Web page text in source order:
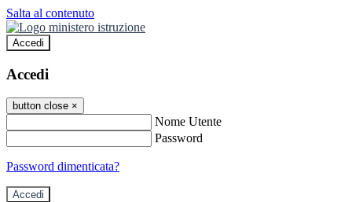
Salta al contenuto
Accedi
Accedi
button close ×
Nome Utente
Password
Password dimenticata?